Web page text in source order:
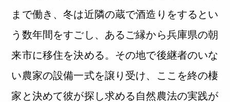
まで働き、冬は近隣の蔵で酒造りをするとい
う数年間をすごし、あるご縁から兵庫県の朝
来市に移住を決める。その地で後継者のいな
い農家の設備一式を譲り受け、ここを終の棲
家と決めて彼が探し求める自然農法の実践が